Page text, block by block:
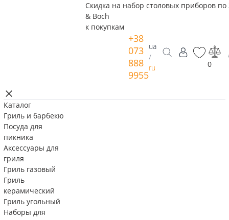
Скидка на набор столовых приборов
& Boch
к покупкам
+38
073
888
9955
ua
/
ru
0
Каталог
Гриль и барбекю
Посуда для
пикника
Аксессуары для
гриля
Гриль газовый
Гриль
керамический
Гриль угольный
Наборы для